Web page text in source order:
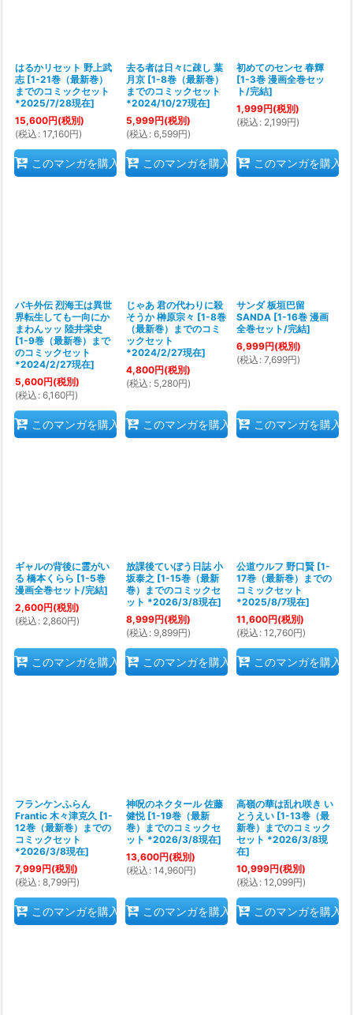
はるかリセット 野上武
志 [1-21巻（最新巻）
までのコミックセット
*2025/7/28現在]
15,600円(税別)
(税込 : 17,160円)
このマンガを購入
去る者は日々に疎し 葉
月京 [1-8巻（最新巻）
までのコミックセット
*2024/10/27現在]
5,999円(税別)
(税込 : 6,599円)
このマンガを購入
初めてのセンセ 春輝
[1-3巻 漫画全巻セッ
ト/完結]
1,999円(税別)
(税込 : 2,199円)
このマンガを購入
バキ外伝 烈海王は異世
界転生しても一向にか
まわんッッ 陸井栄史
[1-9巻（最新巻）まで
のコミックセット
*2024/2/27現在]
5,600円(税別)
(税込 : 6,160円)
このマンガを購入
じゃあ 君の代わりに殺
そうか 榊原宗々 [1-8巻
（最新巻）までのコミ
ックセット
*2024/2/27現在]
4,800円(税別)
(税込 : 5,280円)
このマンガを購入
サンダ 板垣巴留
SANDA [1-16巻 漫画
全巻セット/完結]
6,999円(税別)
(税込 : 7,699円)
このマンガを購入
ギャルの背後に霊がい
る 橋本くらら [1-5巻
漫画全巻セット/完結]
2,600円(税別)
(税込 : 2,860円)
このマンガを購入
放課後ていぼう日誌 小
坂泰之 [1-15巻（最新
巻）までのコミックセ
ット *2026/3/8現在]
8,999円(税別)
(税込 : 9,899円)
このマンガを購入
公道ウルフ 野口賢 [1-
17巻（最新巻）までの
コミックセット
*2025/8/7現在]
11,600円(税別)
(税込 : 12,760円)
このマンガを購入
フランケンふらん
Frantic 木々津克久 [1-
12巻（最新巻）までの
コミックセット
*2026/3/8現在]
7,999円(税別)
(税込 : 8,799円)
このマンガを購入
神呪のネクタール 佐藤
健悦 [1-19巻（最新
巻）までのコミックセ
ット *2026/3/8現在]
13,600円(税別)
(税込 : 14,960円)
このマンガを購入
高嶺の華は乱れ咲き い
とうえい [1-13巻（最
新巻）までのコミック
セット *2026/3/8現
在]
10,999円(税別)
(税込 : 12,099円)
このマンガを購入